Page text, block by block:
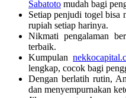
Sabatoto mudah bagi
Setiap penjudi togel bisa
rupiah setiap harinya.
Nikmati pengalaman
terbaik.
Kumpulan
lengkap, cocok bagi
Dengan berlatih rutin,
dan menyempurnakan